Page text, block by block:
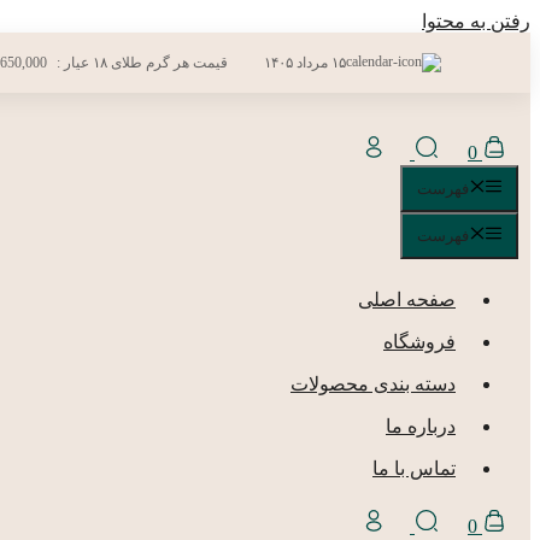
رفتن به محتوا
۱۵ مرداد ۱۴۰۵ قیمت هر گرم طلای ۱۸ عیار :
0
فهرست
فهرست
صفحه اصلی
فروشگاه
دسته بندی محصولات
درباره ما
تماس با ما
0